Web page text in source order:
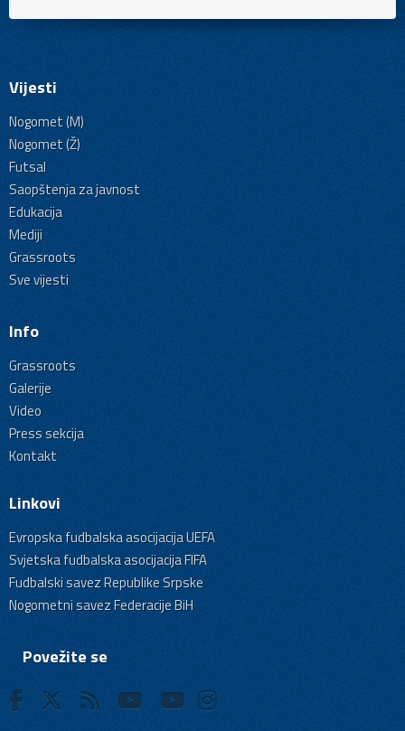
Vijesti
Nogomet (M)
Nogomet (Ž)
Futsal
Saopštenja za javnost
Edukacija
Mediji
Grassroots
Sve vijesti
Info
Grassroots
Galerije
Video
Press sekcija
Kontakt
Linkovi
Evropska fudbalska asocijacija UEFA
Svjetska fudbalska asocijacija FIFA
Fudbalski savez Republike Srpske
Nogometni savez Federacije BiH
Povežite se